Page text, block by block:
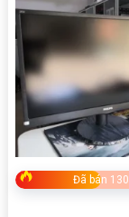
Đã bán 130